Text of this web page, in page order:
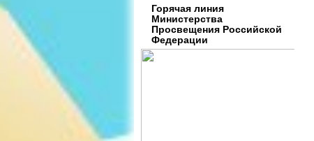
Горячая линия
Министерства
Просвещения Российской
Федерации